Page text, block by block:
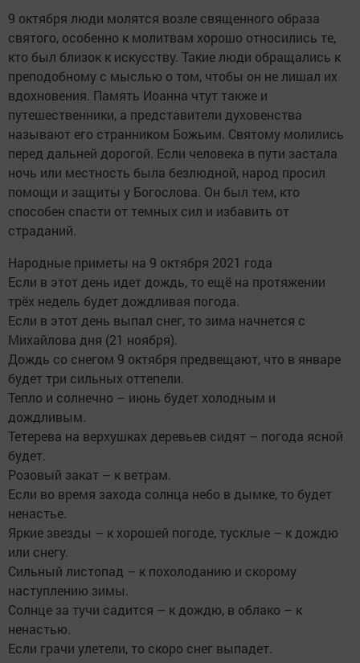
9 октября люди молятся возле священного образа
святого, особенно к молитвам хорошо относились те,
кто был близок к искусству. Такие люди обращались к
преподобному с мыслью о том, чтобы он не лишал их
вдохновения. Память Иоанна чтут также и
путешественники, а представители духовенства
называют его странником Божьим. Святому молились
перед дальней дорогой. Если человека в пути застала
ночь или местность была безлюдной, народ просил
помощи и защиты у Богослова. Он был тем, кто
способен спасти от темных сил и избавить от
страданий.
Народные приметы на 9 октября 2021 года
Если в этот день идет дождь, то ещё на протяжении
трёх недель будет дождливая погода.
Если в этот день выпал снег, то зима начнется с
Михайлова дня (21 ноября).
Дождь со снегом 9 октября предвещают, что в январе
будет три сильных оттепели.
Тепло и солнечно – июнь будет холодным и
дождливым.
Тетерева на верхушках деревьев сидят – погода ясной
будет.
Розовый закат – к ветрам.
Если во время захода солнца небо в дымке, то будет
ненастье.
Яркие звезды – к хорошей погоде, тусклые – к дождю
или снегу.
Сильный листопад – к похолоданию и скорому
наступлению зимы.
Солнце за тучи садится – к дождю, в облако – к
ненастью.
Если грачи улетели, то скоро снег выпадет.